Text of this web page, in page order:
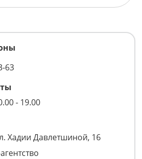
63
- 19.00
Хадии Давлетшиной, 16